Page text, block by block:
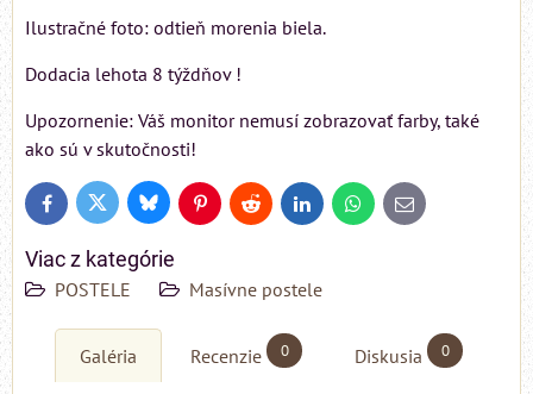
Ilustračné foto: odtieň morenia biela.
Dodacia lehota 8 týždňov !
Upozornenie: Váš monitor nemusí zobrazovať farby, také
ako sú v skutočnosti!
FacebookTwitter BlueskyPinterestReddit LinkedInWhatsApp
E-
mail
Viac z kategórie
POSTELE Masívne postele
Galéria Recenzie 0 Diskusia 0